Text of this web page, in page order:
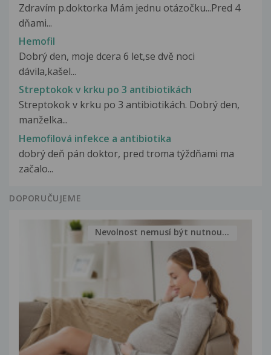
Zdravím p.doktorka Mám jednu otázočku...Pred 4
dňami...
Hemofil
Dobrý den, moje dcera 6 let,se dvě noci
dávila,kašel...
Streptokok v krku po 3 antibiotikách
Streptokok v krku po 3 antibiotikách. Dobrý den,
manželka...
Hemofilová infekce a antibiotika
dobrý deň pán doktor, pred troma týždňami ma
začalo...
DOPORUČUJEME
Nevolnost nemusí být nutnou...